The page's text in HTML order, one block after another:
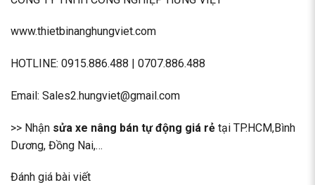
www.thietbinanghungviet.com
HOTLINE: 0915.886.488 | 0707.886.488
Email: Sales2.hungviet@gmail.com
>> Nhận sửa xe nâng bán tự động giá rẻ tại TP.HCM,Bình
Dương, Đồng Nai,…
Đánh giá bài viết